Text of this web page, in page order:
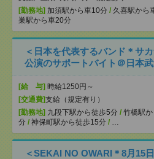
[勤務地] 加須駅から車10分 / 久喜駅から
巣駅から車20分
＜日本を代表するバンド＊サ
公演のサポートバイト＠日本
[給 与] 時給1250円～
[交通費]支給（規定有り）
[勤務地] 九段下駅から徒歩5分 / 竹橋駅
分 / 神保町駅から徒歩15分 / …
＜SEKAI NO OWARI＊8月15